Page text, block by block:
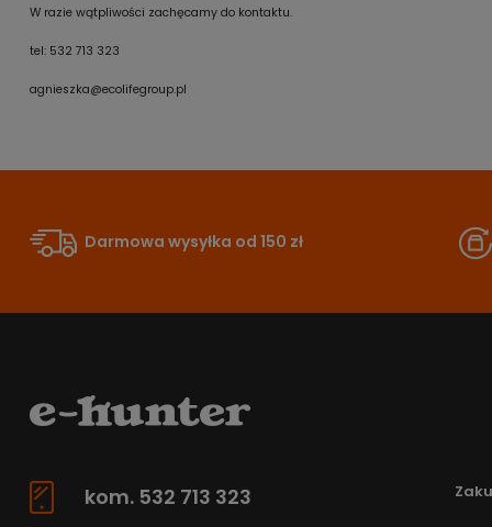
W razie wątpliwości zachęcamy do kontaktu.
tel: 532 713 323
agnieszka@ecolifegroup.pl
Darmowa wysyłka od 150 zł
kom. 532 713 323